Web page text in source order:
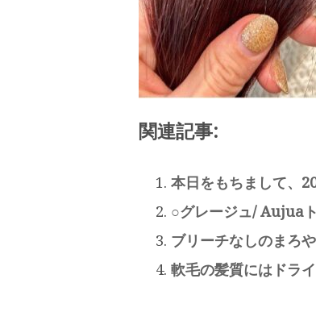
関連記事:
本日をもちまして、
○グレージュ/ Aujua
ブリーチなしのまろ
軟毛の髪質にはドラ